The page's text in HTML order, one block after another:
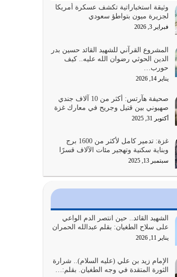
قيِّم نفسك هنا اترك القرآن
نفسك، وأعرض ما لديك على…
عدوك هو عدو الله معناه أن تكون نقاط
وسينصرك الله عليه إذا…
الأمة ان تكون خير امة أخرجت للناس
بالمعروف والنهي عن…
الله لا يجوز أن يخضع لآرائنا وأهوائنا
سنختلف ونتفرق
جميعاً الى القرآن وعندنا أخطاء جميعاً
الله جميعاً وليس كل…
تعالى يؤتيه من يشاء وينزعه ممن يشاء
وثيقة استخباراتية تكشف عسكرة أمريكا
لجزيرة ميون بتواطؤ سعودي
فبراير 3, 2026
المشروع القرآني للشهيد القائد حسين بدر
الدين الحوثي رضوان الله عليه.. كيف
حورب…
يناير 14, 2026
صحيفة هآرتس: أكثر من 10 آلاف جندي
صهيوني بين قتيل وجريح في معارك غزة
أكتوبر 31, 2025
غزة: تدمير كامل لأكثر من 1600 برج
وبناية سكنية وتهجير مئات الآلاف قسرًا
سبتمبر 13, 2025
الشهيد القائد.. حين انتصر الدم الواعي
على سلاح الطغيان: بقلم عبدالله الحمران
يناير 11, 2026
الإمام زيد بن علي (عليه السلام).. شرارة
الثورة المتقدة في وجه الطغيان. بقلم:…